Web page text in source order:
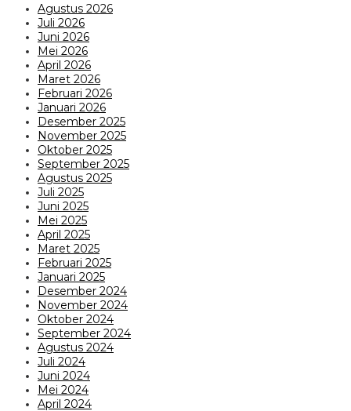
Agustus 2026
Juli 2026
Juni 2026
Mei 2026
April 2026
Maret 2026
Februari 2026
Januari 2026
Desember 2025
November 2025
Oktober 2025
September 2025
Agustus 2025
Juli 2025
Juni 2025
Mei 2025
April 2025
Maret 2025
Februari 2025
Januari 2025
Desember 2024
November 2024
Oktober 2024
September 2024
Agustus 2024
Juli 2024
Juni 2024
Mei 2024
April 2024